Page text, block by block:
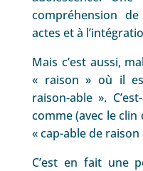
compréhension
actes et à
Mais c’est aussi,
« raison » où il
raison-able ».
comme (avec le clin
« cap-able de
C’est en fait une